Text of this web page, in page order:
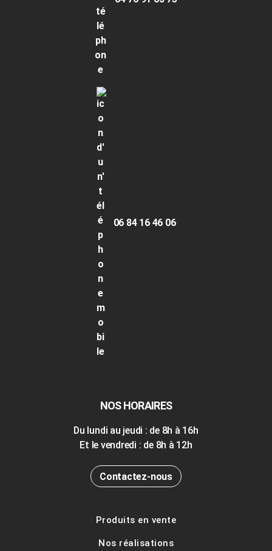
06 84 16 46 06
NOS HORAIRES
Du lundi au jeudi : de 8h à 16h
Et le vendredi : de 8h à 12h
Contactez-nous
Produits en vente
Nos réalisations